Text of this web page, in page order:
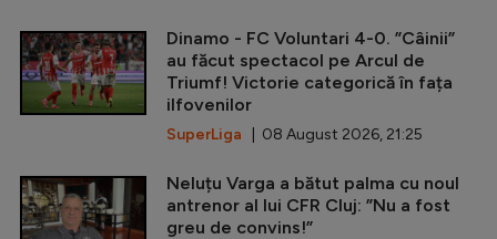
Dinamo - FC Voluntari 4-0. ”Câinii”
au făcut spectacol pe Arcul de
Triumf! Victorie categorică în fața
ilfovenilor
SuperLiga | 08 August 2026, 21:25
Neluțu Varga a bătut palma cu noul
antrenor al lui CFR Cluj: ”Nu a fost
greu de convins!”